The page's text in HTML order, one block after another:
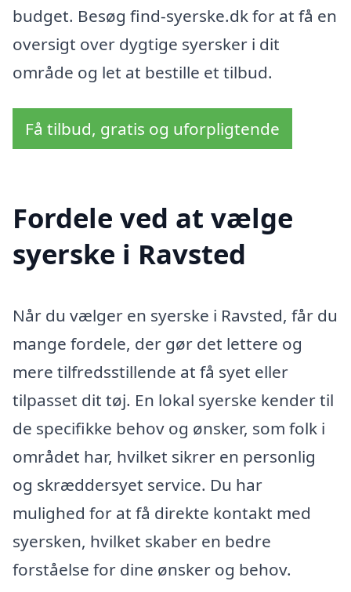
budget. Besøg find-syerske.dk for at få en
oversigt over dygtige syersker i dit
område og let at bestille et tilbud.
Få tilbud, gratis og uforpligtende
Fordele ved at vælge
syerske i Ravsted
Når du vælger en syerske i Ravsted, får du
mange fordele, der gør det lettere og
mere tilfredsstillende at få syet eller
tilpasset dit tøj. En lokal syerske kender til
de specifikke behov og ønsker, som folk i
området har, hvilket sikrer en personlig
og skræddersyet service. Du har
mulighed for at få direkte kontakt med
syersken, hvilket skaber en bedre
forståelse for dine ønsker og behov.